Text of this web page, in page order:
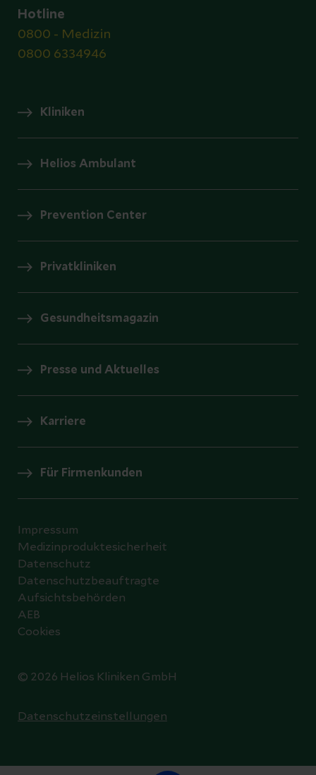
Hotline
0800 - Medizin
0800 6334946
Kliniken
Helios Ambulant
Prevention Center
Privatkliniken
Gesundheitsmagazin
Presse und Aktuelles
Karriere
Für Firmenkunden
© 2026 Helios Kliniken GmbH
Impressum
Medizinproduktesicherheit
Datenschutz
Datenschutzbeauftragte
Aufsichtsbehörden
AEB
Cookies
Datenschutzeinstellungen